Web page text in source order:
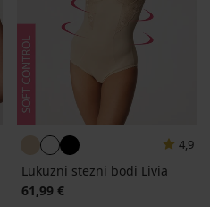
4,9
Lukuzni stezni bodi Livia
61,99 €